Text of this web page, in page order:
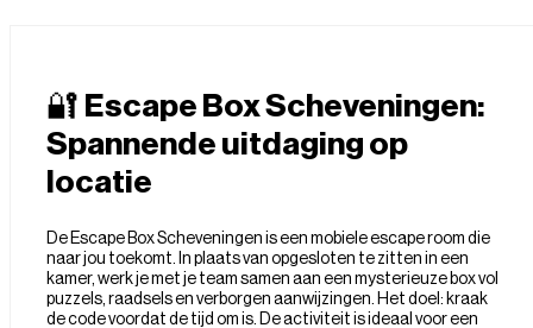
🔐 Escape Box Scheveningen:
Spannende uitdaging op
locatie
De Escape Box Scheveningen is een mobiele escape room die
naar jou toekomt. In plaats van opgesloten te zitten in een
kamer, werk je met je team samen aan een mysterieuze box vol
puzzels, raadsels en verborgen aanwijzingen. Het doel: kraak
de code voordat de tijd om is. De activiteit is ideaal voor een